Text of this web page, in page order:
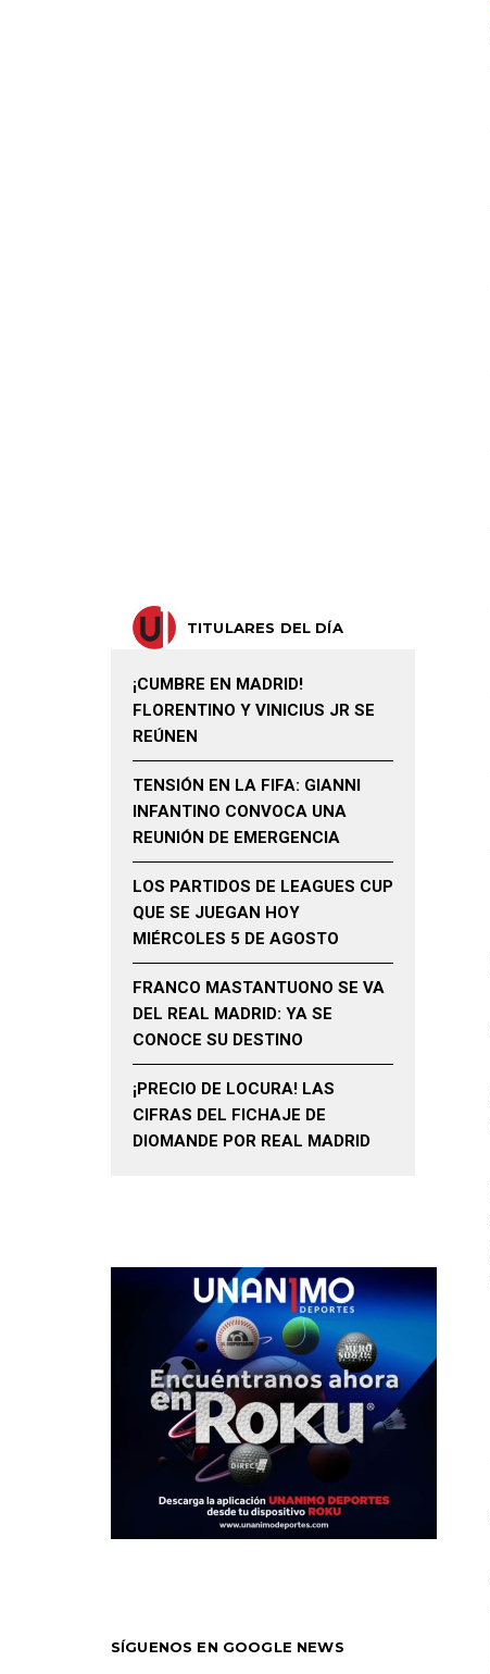
TITULARES DEL DÍA
¡CUMBRE EN MADRID!
FLORENTINO Y VINICIUS JR SE
REÚNEN
TENSIÓN EN LA FIFA: GIANNI
INFANTINO CONVOCA UNA
REUNIÓN DE EMERGENCIA
LOS PARTIDOS DE LEAGUES CUP
QUE SE JUEGAN HOY
MIÉRCOLES 5 DE AGOSTO
FRANCO MASTANTUONO SE VA
DEL REAL MADRID: YA SE
CONOCE SU DESTINO
¡PRECIO DE LOCURA! LAS
CIFRAS DEL FICHAJE DE
DIOMANDE POR REAL MADRID
SÍGUENOS EN GOOGLE NEWS